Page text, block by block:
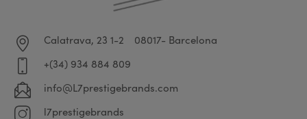
Calatrava, 23 1-2
08017- Barcelona
+(34) 934 884 809
info@L7prestigebrands.com
l7prestigebrands